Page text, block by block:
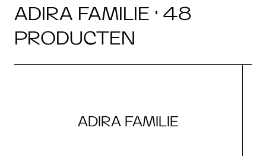
ADIRA FAMILIE · 48
PRODUCTEN
ADIRA FAMILIE